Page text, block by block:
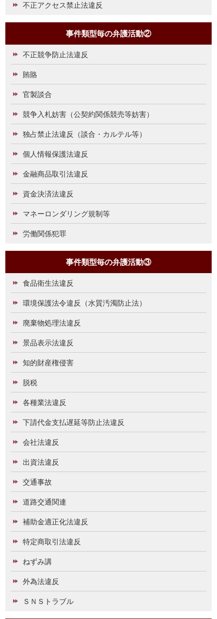
不正アクセス禁止法違反
事件類型毎の弁護活動②
不正競争防止法違反
賄賂
官製談合
競争入札妨害（公契約関係競売等妨害）
独占禁止法違反（談合・カルテル等）
個人情報保護法違反
金融商品取引法違反
資金決済法違反
マネーロンダリング規制等
労働関係犯罪
事件類型毎の弁護活動③
食品衛生法違反
環境保護法令違反（水質汚濁防止法）
廃棄物処理法違反
景品表示法違反
知的財産権侵害
脱税
各種業法違反
下請代金支払遅延等防止法違反
会社法違反
出資法違反
交通事故
道路交通関連
補助金適正化法違反
特定商取引法違反
ねずみ講
外為法違反
ＳＮＳトラブル